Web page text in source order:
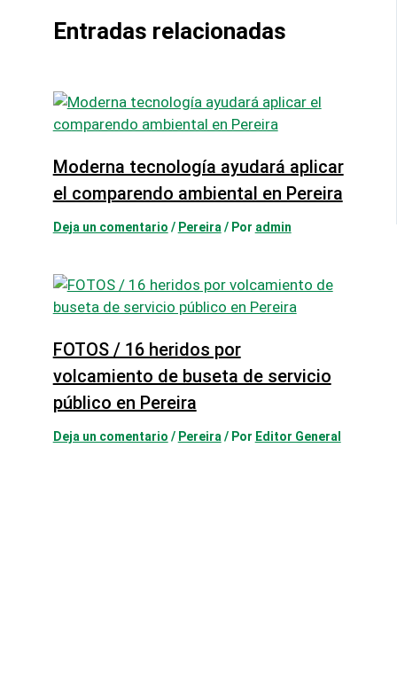
Entradas relacionadas
Moderna tecnología ayudará aplicar
el comparendo ambiental en Pereira
Deja un comentario / Pereira / Por admin
FOTOS / 16 heridos por
volcamiento de buseta de servicio
público en Pereira
Deja un comentario / Pereira / Por Editor General